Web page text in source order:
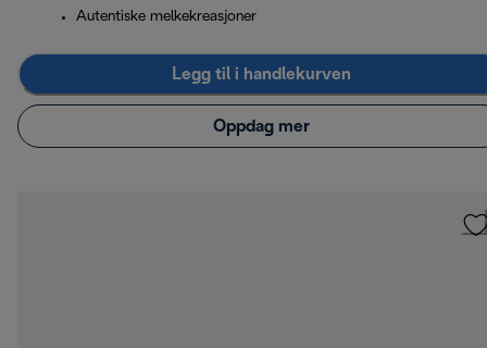
Autentiske melkekreasjoner
Legg til i handlekurven
Oppdag mer